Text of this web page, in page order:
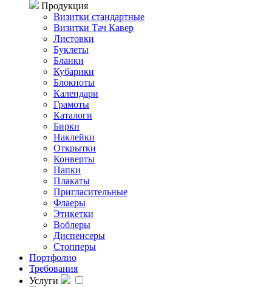
Продукция
Визитки стандартные
Визитки Тач Кавер
Листовки
Буклеты
Бланки
Кубарики
Блокноты
Календари
Грамоты
Каталоги
Бирки
Наклейки
Открытки
Конверты
Папки
Плакаты
Пригласительные
Флаеры
Этикетки
Воблеры
Диспенсеры
Стопперы
Портфолио
Требования
Услуги